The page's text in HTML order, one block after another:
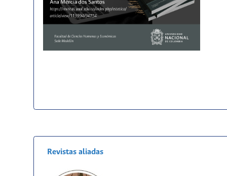
Revistas aliadas